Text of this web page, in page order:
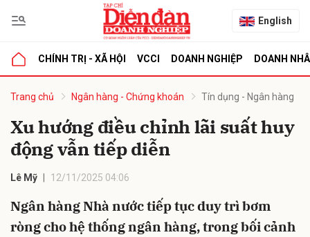
English
CHÍNH TRỊ - XÃ HỘI VCCI DOANH NGHIỆP DOANH
Trang chủ Ngân hàng - Chứng khoán Tín dụng - Ngân hàng
Xu hướng điều chỉnh lãi suất huy
động vẫn tiếp diễn
Lê Mỹ 12/11/2025 04:06
Ngân hàng Nhà nước tiếp tục duy trì bơm
ròng cho hệ thống ngân hàng, trong bối cảnh
luận
Hủy